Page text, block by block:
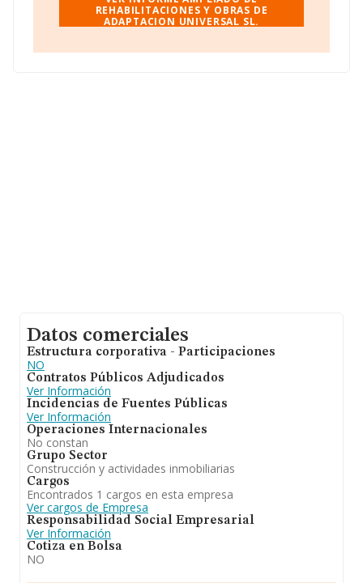
Adaptacion Universal S.L, B56014517, se encuentra
en Calle Alonso De Aguilar Bl 22 Loc, (14920), Aguilar
REHABILITACIONES Y OBRAS DE
ADAPTACION UNIVERSAL SL.
Datos comerciales
Estructura corporativa - Participaciones
NO
Contratos Públicos Adjudicados
Ver Información
Incidencias de Fuentes Públicas
Ver Información
Operaciones Internacionales
No constan
Grupo Sector
Construcción y actividades inmobiliarias
Cargos
Encontrados 1 cargos en esta empresa
Ver cargos de Empresa
Responsabilidad Social Empresarial
Ver Información
Cotiza en Bolsa
NO